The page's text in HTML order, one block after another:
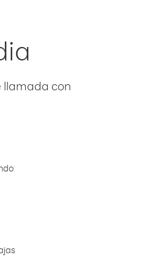
llamada con